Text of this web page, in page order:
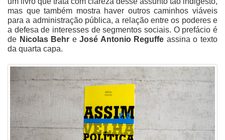
mas que também mostra haver outros caminhos viáveis
para a administração pública, a relação entre os poderes e
a defesa de interesses de segmentos sociais. O prefácio é
de Nicolas Behr eJosé Antonio Reguffe assina o texto
da quarta capa.